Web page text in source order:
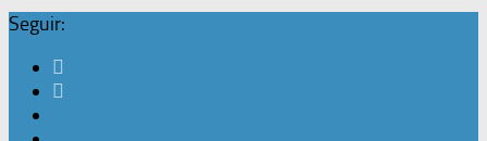
Seguir: